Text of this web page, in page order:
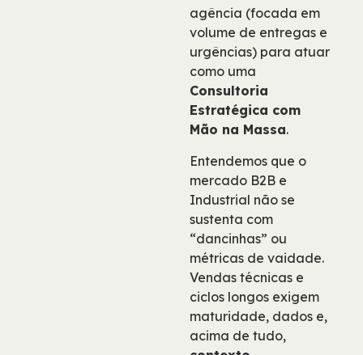
agência (focada em
volume de entregas e
urgências) para atuar
como uma
Consultoria
Estratégica com
Mão na Massa.
Entendemos que o
mercado B2B e
Industrial não se
sustenta com
“dancinhas” ou
métricas de vaidade.
Vendas técnicas e
ciclos longos exigem
maturidade, dados e,
acima de tudo,